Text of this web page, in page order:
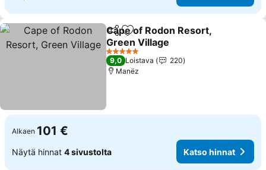
Jaa Lisää suosikkeihin
Cape of Rodon Resort,
Green Village
Katso hinnat
5 Tähtiluokitus
9,0 Loistava
220
Manëz
Alkaen 101 €
Näytä hinnat 4 sivustolta Katso hinnat